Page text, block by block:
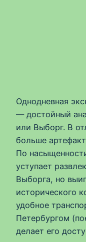
Однодневная
— достойный
или Выборг. В
больше
По
уступает
Выборга, но
исторического
удобное
Петербургом
делает его